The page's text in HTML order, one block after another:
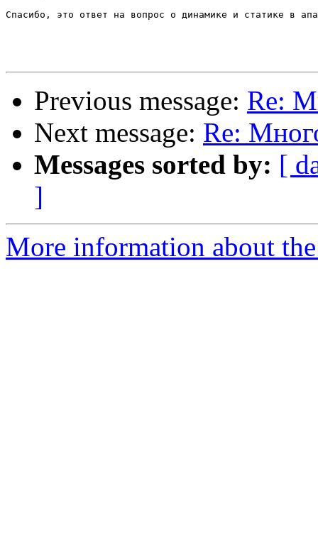
Спасибо, это ответ на вопрос о динамике и статике в
Previous message: Re:
Next message: Re:
Messages sorted by: [
]
More information about